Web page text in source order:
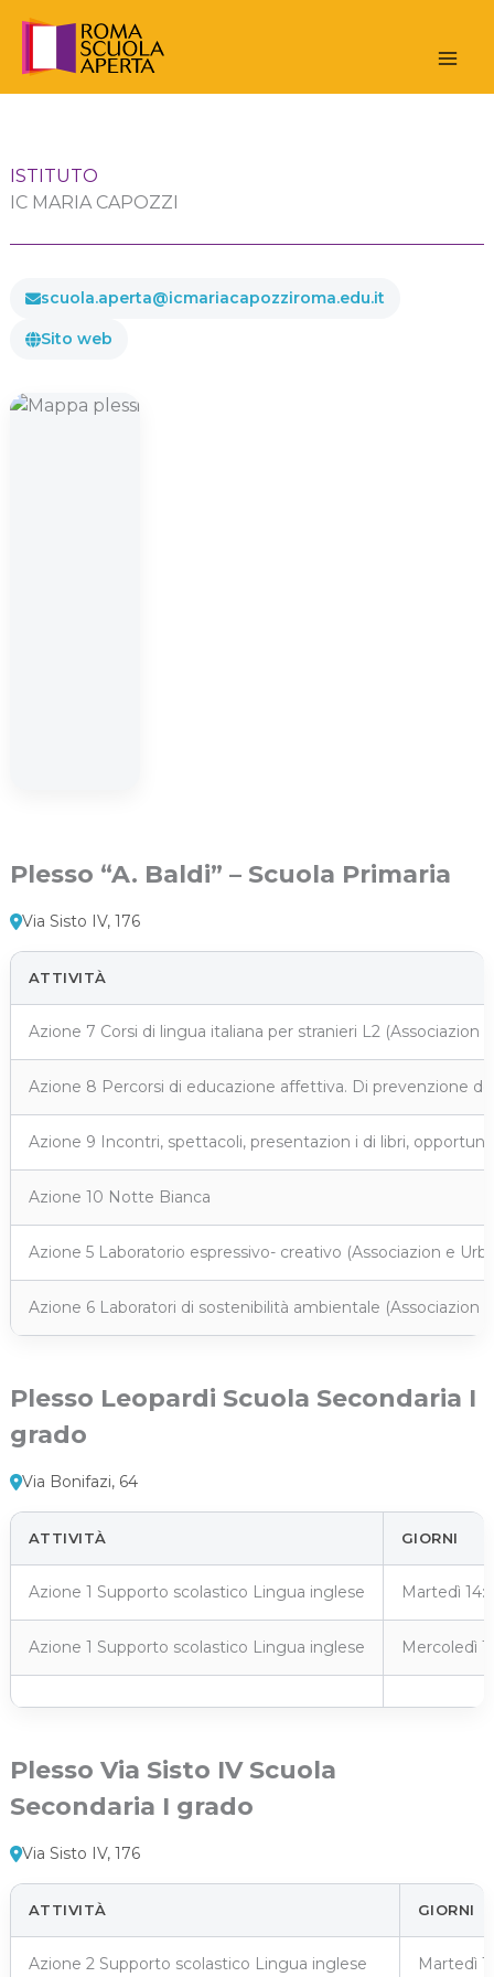
contenuto
ISTITUTO
IC MARIA CAPOZZI
scuola.aperta@icmariacapozziroma.edu.it
Sito web
Plesso “A. Baldi” – Scuola Primaria
Via Sisto IV, 176
ATTIVITÀ
Azione 7 Corsi di lingua italiana per stranieri L2 (Associazion
Azione 8 Percorsi di educazione affettiva. Di prevenzione
Azione 9 Incontri, spettacoli, presentazion i di libri,
Azione 10 Notte Bianca
Azione 5 Laboratorio espressivo- creativo (Associazion e
Azione 6 Laboratori di sostenibilità ambientale (Associazion
Plesso Leopardi Scuola Secondaria I
grado
Via Bonifazi, 64
ATTIVITÀ GIORNI
Azione 1 Supporto scolastico Lingua inglese Martedì
Azione 1 Supporto scolastico Lingua inglese Mercoledì
Plesso Via Sisto IV Scuola
Secondaria I grado
Via Sisto IV, 176
ATTIVITÀ GIORNI
Azione 2 Supporto scolastico Lingua inglese Martedì